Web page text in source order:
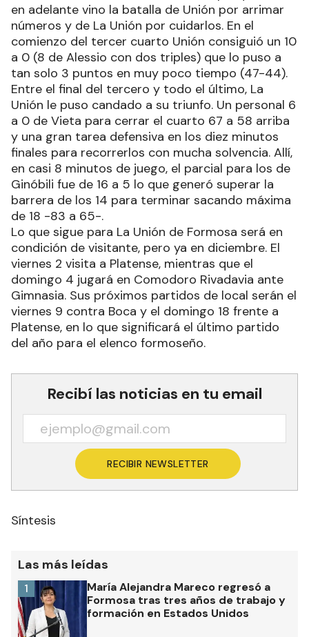
en adelante vino la batalla de Unión por arrimar
números y de La Unión por cuidarlos. En el
comienzo del tercer cuarto Unión consiguió un 10
a 0 (8 de Alessio con dos triples) que lo puso a
tan solo 3 puntos en muy poco tiempo (47-44).
Entre el final del tercero y todo el último, La
Unión le puso candado a su triunfo. Un personal 6
a 0 de Vieta para cerrar el cuarto 67 a 58 arriba
y una gran tarea defensiva en los diez minutos
finales para recorrerlos con mucha solvencia. Allí,
en casi 8 minutos de juego, el parcial para los de
Ginóbili fue de 16 a 5 lo que generó superar la
barrera de los 14 para terminar sacando máxima
de 18 -83 a 65-.
Lo que sigue para La Unión de Formosa será en
condición de visitante, pero ya en diciembre. El
viernes 2 visita a Platense, mientras que el
domingo 4 jugará en Comodoro Rivadavia ante
Gimnasia. Sus próximos partidos de local serán el
viernes 9 contra Boca y el domingo 18 frente a
Platense, en lo que significará el último partido
del año para el elenco formoseño.
Recibí las noticias en tu email
RECIBIR NEWSLETTER
Síntesis
Las más leídas
María Alejandra Mareco regresó a
Formosa tras tres años de trabajo y
formación en Estados Unidos
1